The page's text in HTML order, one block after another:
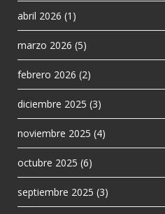
abril 2026 (1)
marzo 2026 (5)
febrero 2026 (2)
diciembre 2025 (3)
noviembre 2025 (4)
octubre 2025 (6)
septiembre 2025 (3)